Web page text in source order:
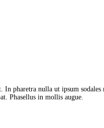
pharetra nulla ut ipsum
Phasellus in mollis augue.